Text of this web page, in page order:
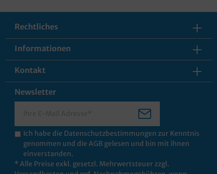
Rechtliches
Informationen
Kontakt
Newsletter
Ich habe die Datenschutzbestimmungen zur Kenntnis
genommen und die AGB gelesen und bin mit ihnen
einverstanden.
* Alle Preise exkl. gesetzl. Mehrwertsteuer zzgl.